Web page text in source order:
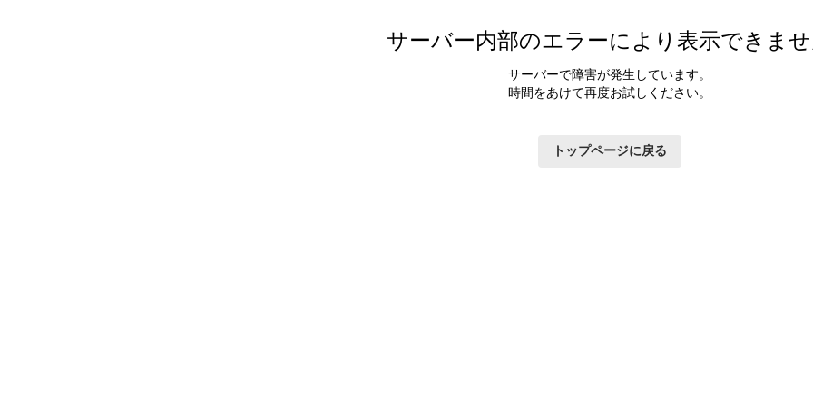
サーバー内部のエラーにより表示できま
サーバーで障害が発生しています。
時間をあけて再度お試しください。
トップページに戻る